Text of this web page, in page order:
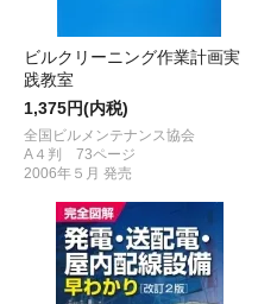
ビルクリーニング作業計画実
践教室
1,375円(内税)
全国ビルメンテナンス協会
A４判 73ページ
2006年５月 発売